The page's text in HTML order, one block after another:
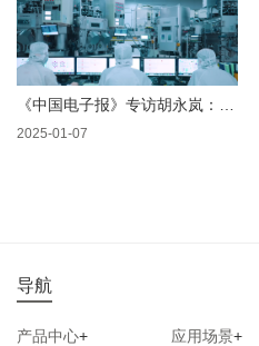
《中国电子报》专访胡永岚：除了显示，OLED还能干啥？
2025-01-07
导航
产品中心+ 应用场景+